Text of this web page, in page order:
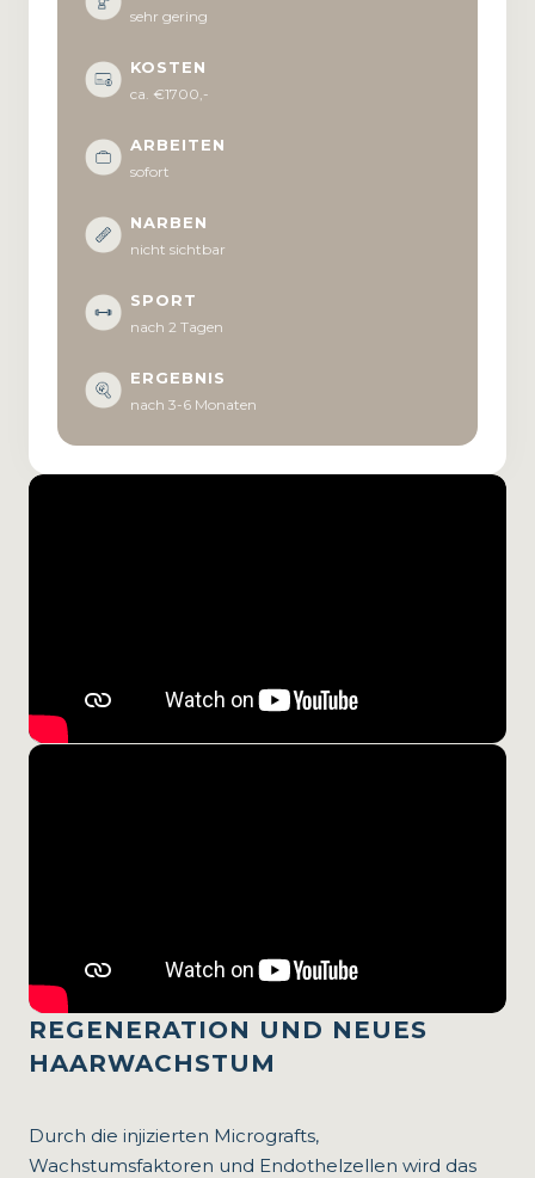
sehr gering
KOSTEN
ca. €1700,-
ARBEITEN
sofort
NARBEN
nicht sichtbar
SPORT
nach 2 Tagen
ERGEBNIS
nach 3-6 Monaten
REGENERATION UND NEUES
HAARWACHSTUM
Durch die injizierten Micrografts,
Wachstumsfaktoren und Endothelzellen wird das